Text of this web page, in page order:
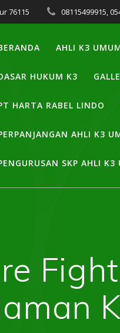
76115 08115499915,
AHLI K3
HUKUM K3
HARTA RABEL LINDO
AHLI K3
SKP AHLI K3